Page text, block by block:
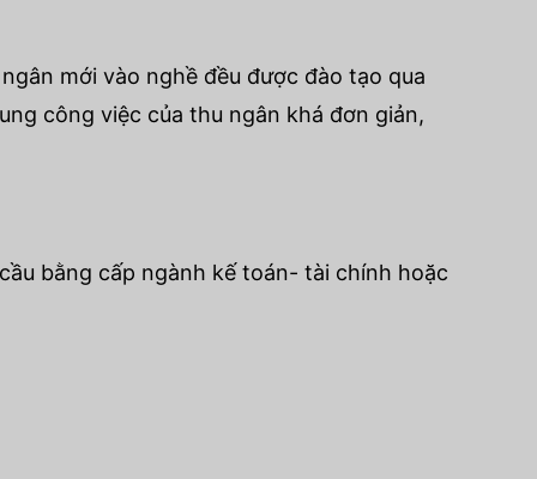
mới vào nghề đều được đào tạo qua
công việc của thu ngân khá đơn giản,
bằng cấp ngành kế toán- tài chính hoặc